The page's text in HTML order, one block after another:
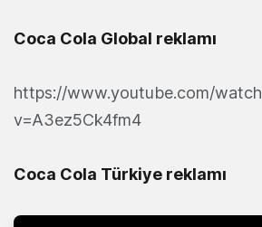
Coca Cola Global reklamı
https://www.youtube.com/
v=A3ez5Ck4fm4
Coca Cola Türkiye reklamı